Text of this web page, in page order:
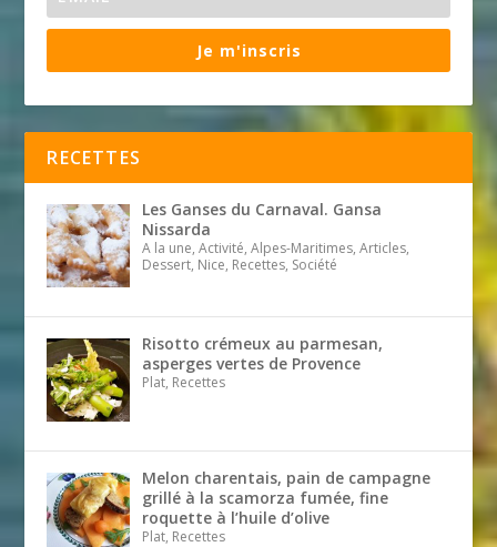
Je m'inscris
RECETTES
Les Ganses du Carnaval. Gansa
Nissarda
A la une, Activité, Alpes-Maritimes, Articles,
Dessert, Nice, Recettes, Société
Risotto crémeux au parmesan,
asperges vertes de Provence
Plat, Recettes
Melon charentais, pain de campagne
grillé à la scamorza fumée, fine
roquette à l’huile d’olive
Plat, Recettes